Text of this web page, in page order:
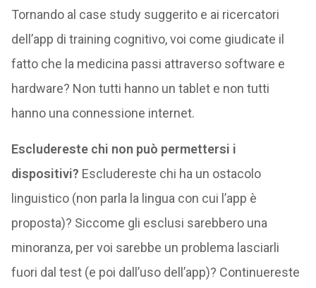
Tornando al case study suggerito e ai ricercatori
dell’app di training cognitivo, voi come giudicate il
fatto che la medicina passi attraverso software e
hardware? Non tutti hanno un tablet e non tutti
hanno una connessione internet.
Escludereste chi non può permettersi i
dispositivi? Escludereste chi ha un ostacolo
linguistico (non parla la lingua con cui l’app è
proposta)? Siccome gli esclusi sarebbero una
minoranza, per voi sarebbe un problema lasciarli
fuori dal test (e poi dall’uso dell’app)? Continuereste